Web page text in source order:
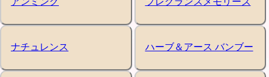
ナチュレンス ハーブ＆アース バンブー